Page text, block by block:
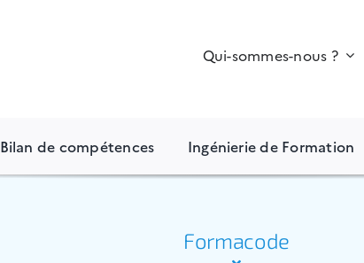
Qui-sommes-nous ?
Bilan de compétences Ingénierie de Formation
Formacode